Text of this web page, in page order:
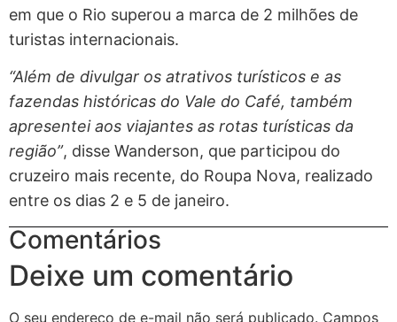
em que o Rio superou a marca de 2 milhões de
turistas internacionais.
“Além de divulgar os atrativos turísticos e as
fazendas históricas do Vale do Café, também
apresentei aos viajantes as rotas turísticas da
região”, disse Wanderson, que participou do
cruzeiro mais recente, do Roupa Nova, realizado
entre os dias 2 e 5 de janeiro.
Comentários
Deixe um comentário
O seu endereço de e-mail não será publicado. Campos